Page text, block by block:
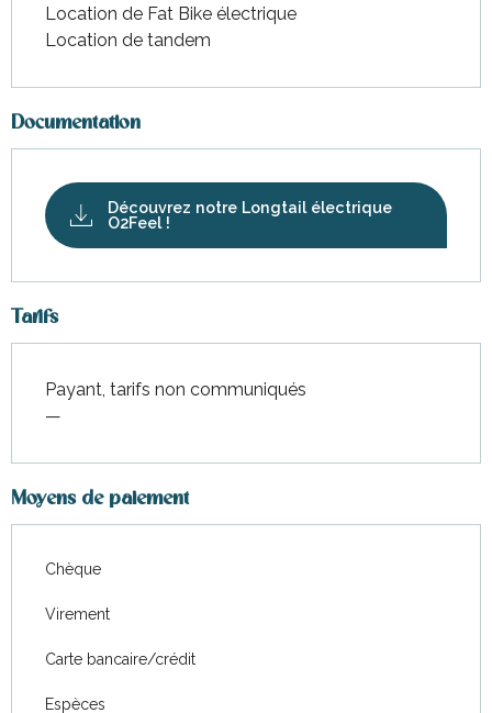
Location de Fat Bike électrique
Location de tandem
Documentation
Découvrez notre Longtail électrique
O2Feel !
Tarifs
Payant, tarifs non communiqués
—
Moyens de paiement
Chèque
Virement
Carte bancaire/crédit
Espèces